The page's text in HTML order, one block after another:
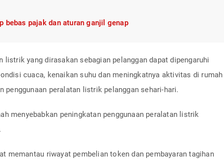
pajak dan aturan ganjil genap
listrik yang dirasakan sebagian pelanggan dapat dipengaruhi
cuaca, kenaikan suhu dan meningkatnya aktivitas di rumah
penggunaan peralatan listrik pelanggan sehari-hari.
menyebabkan peningkatan penggunaan peralatan listrik
memantau riwayat pembelian token dan pembayaran tagihan